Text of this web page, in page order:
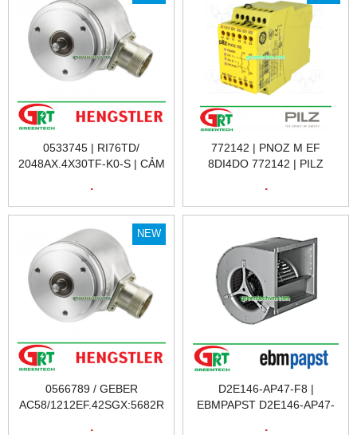
0533745 | RI76TD/
2048AX.4X30TF-K0-S | CẢM
HENGSTLER VIỆT NAM
.
772142 | PNOZ M EF
8DI4DO 772142 | PILZ
.
NEW
0566789 / GEBER
AC58/1212EF.42SGX:5682R
.
D2E146-AP47-F8 |
EBMPAPST D2E146-AP47-
.